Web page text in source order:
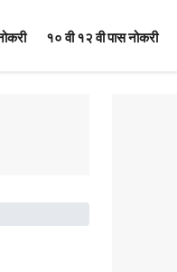
१० वी १२ वी पास नोकरी